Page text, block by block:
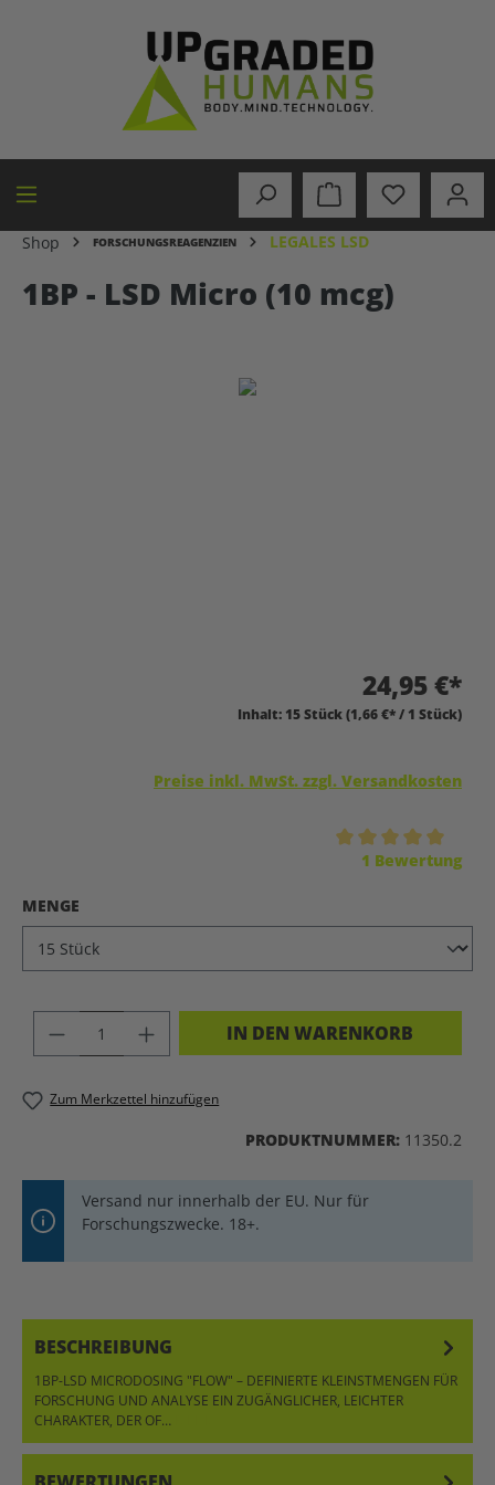
Shop FORSCHUNGSREAGENZIEN LEGALES LSD
1BP - LSD Micro (10 mcg)
24,95 €*
Inhalt: 15 Stück(1,66 €* / 1 Stück)
Preise inkl. MwSt. zzgl. Versandkosten
Durchschnittliche Bewertung von 5 von 5 Sternen
1 Bewertung
MENGE
PRODUKT ANZAHL: GIB DEN
IN DEN WARENKORB
Zum Merkzettel hinzufügen
PRODUKTNUMMER: 11350.2
Versand nur innerhalb der EU. Nur für
Forschungszwecke. 18+.
BESCHREIBUNG
1BP-LSD MICRODOSING "FLOW" – DEFINIERTE KLEINSTMENGEN FÜR
FORSCHUNG UND ANALYSE EIN ZUGÄNGLICHER, LEICHTER
CHARAKTER, DER OF…